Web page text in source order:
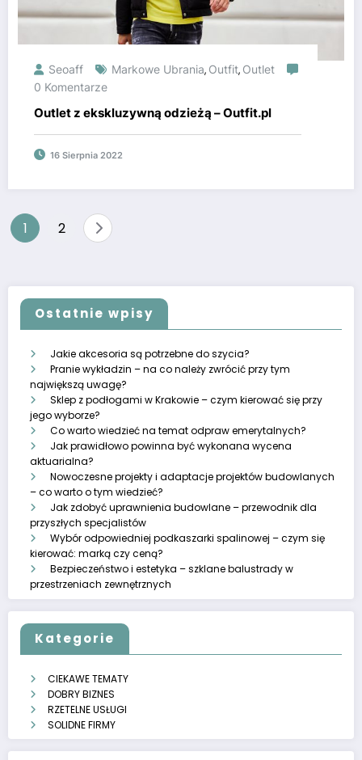
Seoaff Markowe Ubrania, Outfit, Outlet
0 Komentarze
Outlet z ekskluzywną odzieżą – Outfit.pl
16 Sierpnia 2022
Stronicowanie
1 2
Ostatnie wpisy
Jakie akcesoria są potrzebne do szycia?
Pranie wykładzin – na co należy zwrócić przy tym
największą uwagę?
Sklep z podłogami w Krakowie – czym kierować się przy
jego wyborze?
Co warto wiedzieć na temat odpraw emerytalnych?
Jak prawidłowo powinna być wykonana wycena
aktuarialna?
Nowoczesne projekty i adaptacje projektów budowlanych
– co warto o tym wiedzieć?
Jak zdobyć uprawnienia budowlane – przewodnik dla
przyszłych specjalistów
Wybór odpowiedniej podkaszarki spalinowej – czym się
kierować: marką czy ceną?
Bezpieczeństwo i estetyka – szklane balustrady w
przestrzeniach zewnętrznych
Kategorie
CIEKAWE TEMATY
DOBRY BIZNES
RZETELNE USŁUGI
SOLIDNE FIRMY